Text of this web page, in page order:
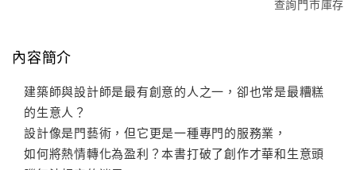
查詢門市庫存
內容簡介
建築師與設計師是最有創意的人之一，卻也常是最糟糕
的生意人？
設計像是門藝術，但它更是一種專門的服務業，
如何將熱情轉化為盈利？本書打破了創作才華和生意頭